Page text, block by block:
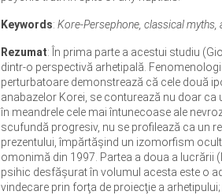
Keywords: Kore-Persephone, classical myths,
Rezumat: În prima parte a acestui studiu
dintr-o perspectivă arhetipală.
perturbatoare demonstrează că cele două
anabazelor Korei, se conturează nu doar ca
în meandrele cele mai întunecoase ale
scufundă progresiv, nu se profilează ca un
prezentului, împărtășind un izomorfism
omonimă din 1997. Partea a doua a lucrării
psihic desfăşurat în volumul acesta este o
vindecare prin forţa de proiecţie a